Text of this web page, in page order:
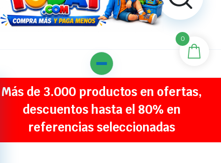
Más de 3.000 productos en ofertas,
descuentos hasta el 80% en
referencias seleccionadas
0